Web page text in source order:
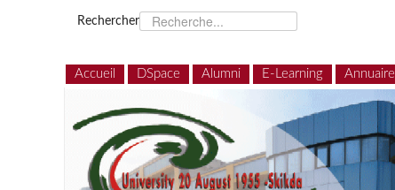
Rechercher
Accueil DSpace Alumni E-Learning Annuaire